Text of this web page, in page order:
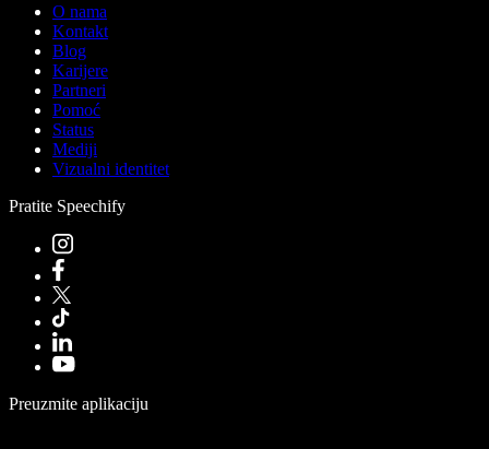
O nama
Kontakt
Blog
Karijere
Partneri
Pomoć
Status
Mediji
Vizualni identitet
Pratite Speechify
Preuzmite aplikaciju